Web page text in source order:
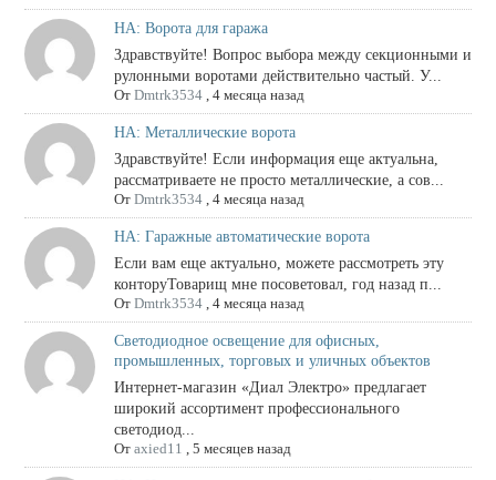
НА: Ворота для гаража
Здравствуйте! Вопрос выбора между секционными и
рулонными воротами действительно частый. У...
От Dmtrk3534, 4 месяца назад
НА: Металлические ворота
Здравствуйте! Если информация еще актуальна,
рассматриваете не просто металлические, а сов...
От Dmtrk3534, 4 месяца назад
НА: Гаражные автоматические ворота
Если вам еще актуально, можете рассмотреть эту
конторуТоварищ мне посоветовал, год назад п...
От Dmtrk3534, 4 месяца назад
Светодиодное освещение для офисных,
промышленных, торговых и уличных объектов
Интернет-магазин «Диал Электро» предлагает
широкий ассортимент профессионального
светодиод...
От axied11 , 5 месяцев назад